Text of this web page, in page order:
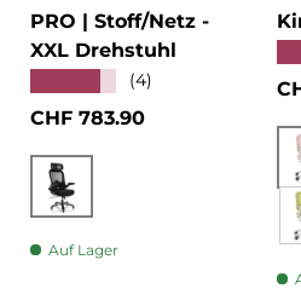
PRO | Stoff/Netz -
XXL Drehstuhl
(4)
Normaler Preis
CHF 783.90
Schwarz
Auf Lager